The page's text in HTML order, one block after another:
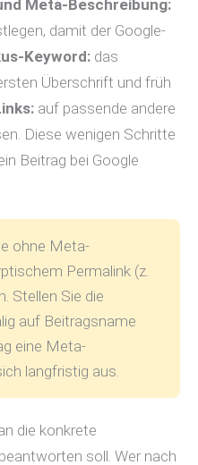
Meta-Beschreibung:
damit der Google-
Keyword: das
Überschrift und früh
auf passende andere
Diese wenigen Schritte
Beitrag bei Google
ohne Meta-
Permalink (z.
Stellen Sie die
auf Beitragsname
eine Meta-
langfristig aus.
die konkrete
soll. Wer nach